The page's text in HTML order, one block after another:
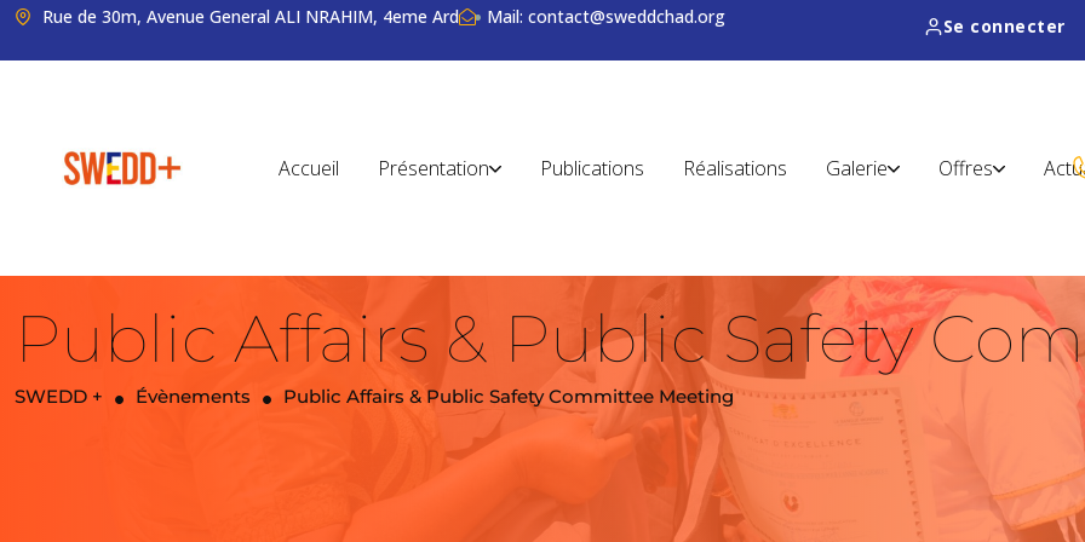
Rue de 30m, Avenue General ALI NRAHIM, 4eme Ard Mail: contact@sweddchad.org Se connecter
Accueil Présentation Publications Réalisations Galerie Offres
Public Affairs & Public Safety
SWEDD + Évènements Public Affairs & Public Safety Committee Meeting